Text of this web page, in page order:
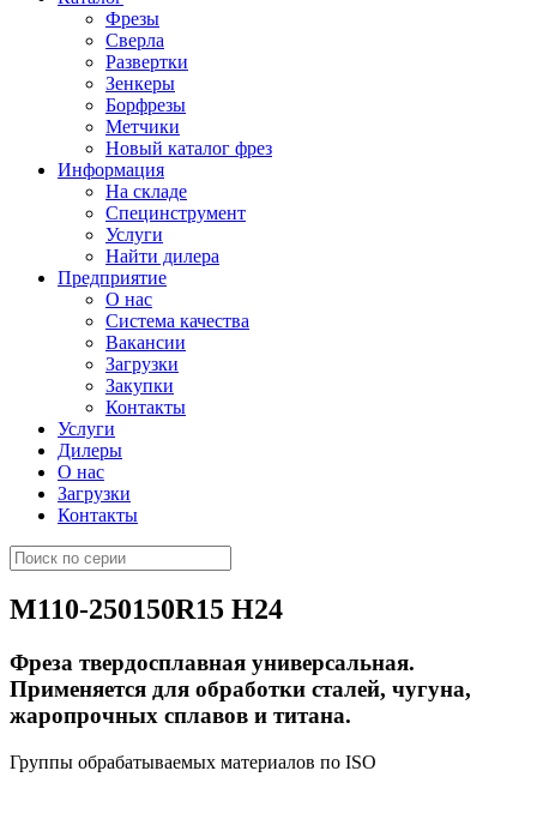
Фрезы
Сверла
Развертки
Зенкеры
Борфрезы
Метчики
Новый каталог фрез
Информация
На складе
Специнструмент
Услуги
Найти дилера
Предприятие
О нас
Система качества
Вакансии
Загрузки
Закупки
Контакты
Услуги
Дилеры
О нас
Загрузки
Контакты
M110-250150R15 H24
Фреза твердосплавная универсальная.
Применяется для обработки сталей, чугуна,
жаропрочных сплавов и титана.
Группы обрабатываемых материалов по ISO